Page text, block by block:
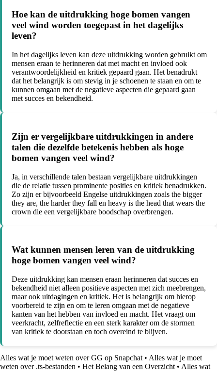
Hoe kan de uitdrukking hoge bomen vangen
veel wind worden toegepast in het dagelijks
leven?
In het dagelijks leven kan deze uitdrukking worden gebruikt om
mensen eraan te herinneren dat met macht en invloed ook
verantwoordelijkheid en kritiek gepaard gaan. Het benadrukt
dat het belangrijk is om stevig in je schoenen te staan en om te
kunnen omgaan met de negatieve aspecten die gepaard gaan
met succes en bekendheid.
Zijn er vergelijkbare uitdrukkingen in andere
talen die dezelfde betekenis hebben als hoge
bomen vangen veel wind?
Ja, in verschillende talen bestaan vergelijkbare uitdrukkingen
die de relatie tussen prominente posities en kritiek benadrukken.
Zo zijn er bijvoorbeeld Engelse uitdrukkingen zoals the bigger
they are, the harder they fall en heavy is the head that wears the
crown die een vergelijkbare boodschap overbrengen.
Wat kunnen mensen leren van de uitdrukking
hoge bomen vangen veel wind?
Deze uitdrukking kan mensen eraan herinneren dat succes en
bekendheid niet alleen positieve aspecten met zich meebrengen,
maar ook uitdagingen en kritiek. Het is belangrijk om hierop
voorbereid te zijn en om te leren omgaan met de negatieve
kanten van het hebben van invloed en macht. Het vraagt om
veerkracht, zelfreflectie en een sterk karakter om de stormen
van kritiek te doorstaan en toch overeind te blijven.
Alles wat je moet weten over GG op Snapchat • Alles wat je moet
weten over .ts-bestanden • Het Belang van een Overzicht • Alles wat